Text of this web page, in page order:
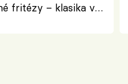
fritézy – klasika v